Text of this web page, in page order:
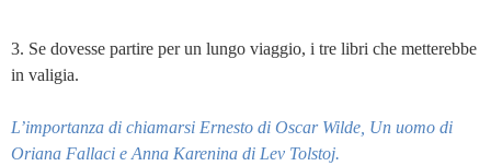
3. Se dovesse partire per un lungo viaggio, i tre libri che metterebbe
in valigia.
L’importanza di chiamarsi Ernesto di Oscar Wilde, Un uomo di
Oriana Fallaci e Anna Karenina di Lev Tolstoj.